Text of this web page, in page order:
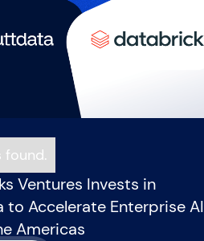
found.
Ventures Invests in
Accelerate Enterprise AI
Americas